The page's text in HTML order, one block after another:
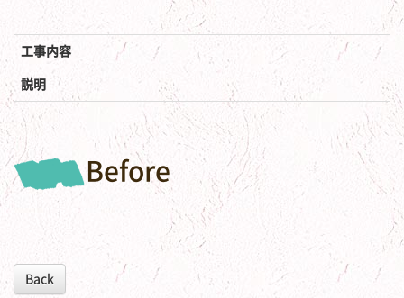
工事内容
説明
Before
Back